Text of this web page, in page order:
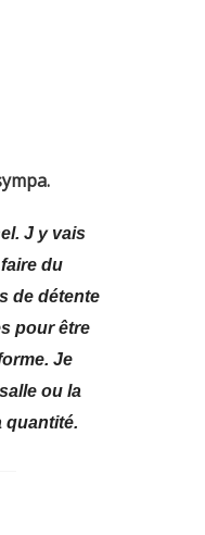
J y vais
du
de détente
pour être
Je
ou la
quantité.